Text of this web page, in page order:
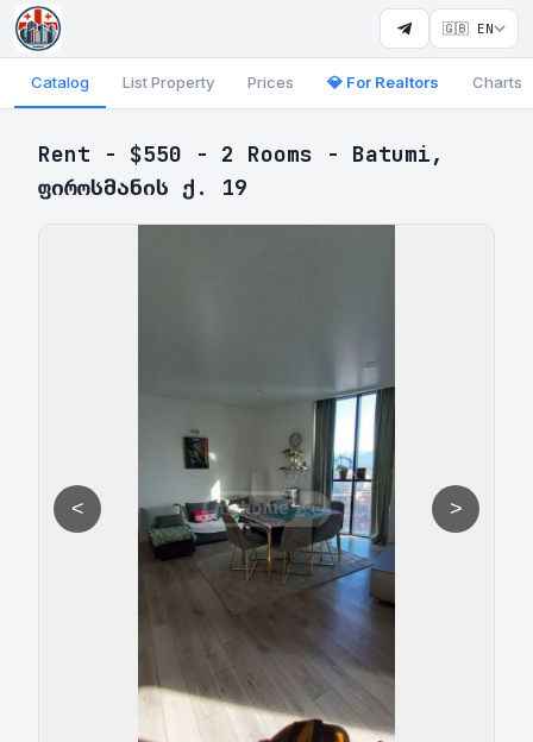
🇬🇧 EN
Catalog List Property Prices 💎 For Realtors Charts
Rent - $550 - 2 Rooms - Batumi,
ფიროსმანის ქ. 19
< >